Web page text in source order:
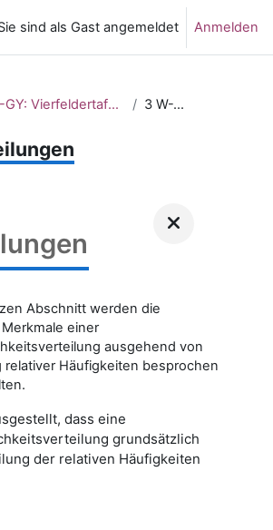
umschalten
sind als Gast angemeldet Anmelden
M-9/10-GY: Vierfeldertafel und bedingte Wahrscheinlichkeiten_2 3 W-Verteilungen
Abschnitt werden die
einer
ausgehend von
relativer Häufigkeiten besprochen
dass eine
grundsätzlich
der relativen Häufigkeiten